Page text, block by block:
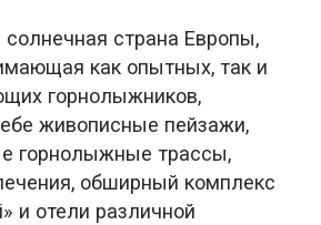
страна Европы,
как опытных, так и
горнолыжников,
живописные пейзажи,
горнолыжные трассы,
обширный комплекс
и отели различной